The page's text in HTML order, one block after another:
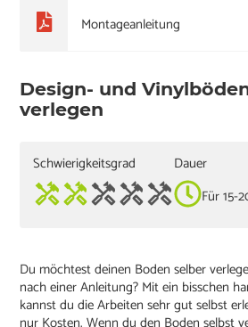
Montageanleitung
Design- und
verlegen
Schwierigkeitsgrad
Dauer
Für 15-
Du möchtest deinen Boden selber
nach einer Anleitung? Mit ein bisschen
kannst du die Arbeiten sehr gut selbst